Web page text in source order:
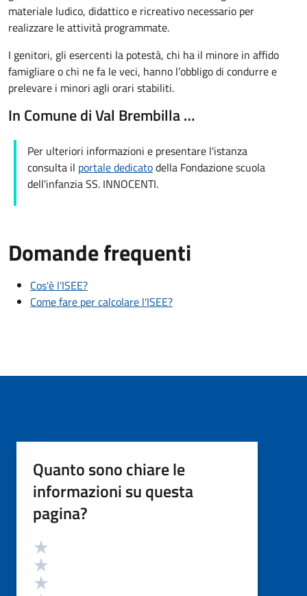
materiale ludico, didattico e ricreativo necessario per
realizzare le attività programmate.
I genitori, gli esercenti la potestà, chi ha il minore in affido
famigliare o chi ne fa le veci, hanno l’obbligo di condurre e
prelevare i minori agli orari stabiliti.
In Comune di Val Brembilla …
Per ulteriori informazioni e presentare l'istanza
consulta il portale dedicatodella Fondazione scuola
dell'infanzia SS. INNOCENTI.
Domande frequenti
Cos'è l'ISEE?
Come fare per calcolare l'ISEE?
Quanto sono chiare le
informazioni su questa
pagina?
Valutazione